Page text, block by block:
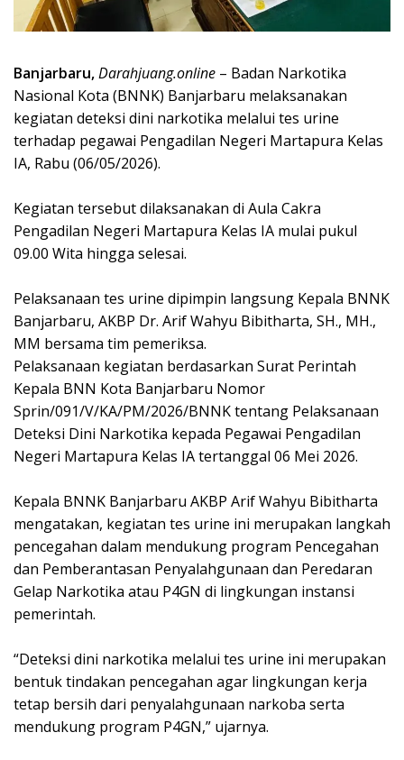
Banjarbaru,Darahjuang.online – Badan Narkotika
Nasional Kota (BNNK) Banjarbaru melaksanakan
kegiatan deteksi dini narkotika melalui tes urine
terhadap pegawai Pengadilan Negeri Martapura Kelas
IA, Rabu (06/05/2026).
Kegiatan tersebut dilaksanakan di Aula Cakra
Pengadilan Negeri Martapura Kelas IA mulai pukul
09.00 Wita hingga selesai.
Pelaksanaan tes urine dipimpin langsung Kepala BNNK
Banjarbaru, AKBP Dr. Arif Wahyu Bibitharta, SH., MH.,
MM bersama tim pemeriksa.
Pelaksanaan kegiatan berdasarkan Surat Perintah
Kepala BNN Kota Banjarbaru Nomor
Sprin/091/V/KA/PM/2026/BNNK tentang Pelaksanaan
Deteksi Dini Narkotika kepada Pegawai Pengadilan
Negeri Martapura Kelas IA tertanggal 06 Mei 2026.
Kepala BNNK Banjarbaru AKBP Arif Wahyu Bibitharta
mengatakan, kegiatan tes urine ini merupakan langkah
pencegahan dalam mendukung program Pencegahan
dan Pemberantasan Penyalahgunaan dan Peredaran
Gelap Narkotika atau P4GN di lingkungan instansi
pemerintah.
“Deteksi dini narkotika melalui tes urine ini merupakan
bentuk tindakan pencegahan agar lingkungan kerja
tetap bersih dari penyalahgunaan narkoba serta
mendukung program P4GN,” ujarnya.